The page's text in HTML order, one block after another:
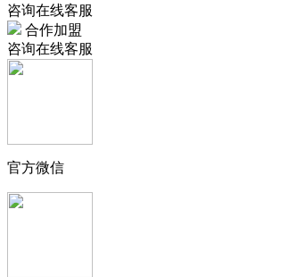
咨询在线客服
合作加盟
咨询在线客服
官方微信